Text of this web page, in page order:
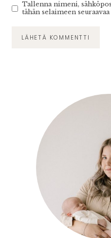
Tallenna nimeni,
tähän selaimeen